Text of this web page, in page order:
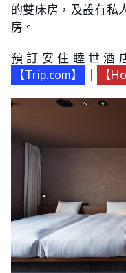
的雙床房，及設有私
房。
預訂安住睦世酒
【Trip.com】
【